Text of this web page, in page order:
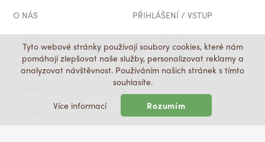
Tyto webové stránky používají soubory cookies, které nám
pomáhají zlepšovat naše služby, personalizovat reklamy a
analyzovat návštěvnost. Používáním našich stránek s tímto
souhlasíte.
Více informací
Rozumím
O NÁS
RADY
PŘIHLÁŠENÍ / VSTUP
MOJE OSOBNÍ ÚDAJE
SOCIÁLNÍ SÍTĚ